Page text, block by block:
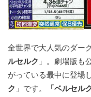
全世界で大人気のダー
ルセルク 」。劇場版も
がっている最中に登場
ク 」です。 「ベルセル